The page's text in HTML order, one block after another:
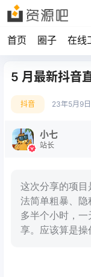
首页 圈子 在线
5 月最新抖音
抖音 23年5月9日
小七
站长
这次分享的项
法简单粗暴、隐
多半个小时，
享。应该算是操